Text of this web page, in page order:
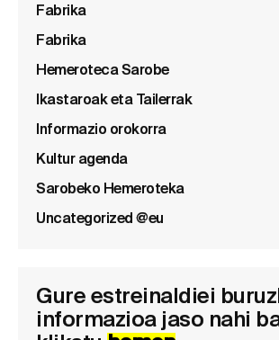
Fabrika
Fabrika
Hemeroteca Sarobe
Ikastaroak eta Tailerrak
Informazio orokorra
Kultur agenda
Sarobeko Hemeroteka
Uncategorized @eu
Gure estreinaldiei
informazioa jaso nahi